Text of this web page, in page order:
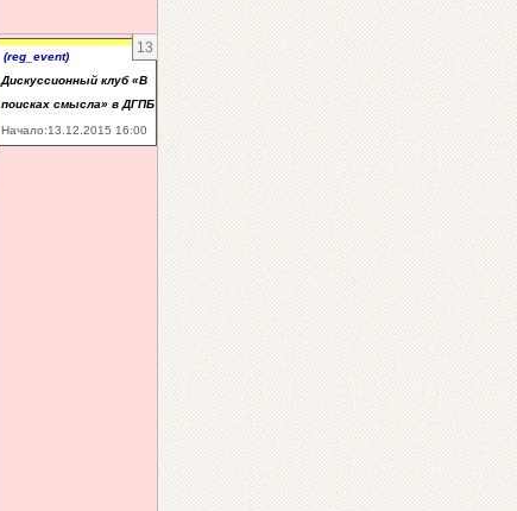
13
(reg_event)
Дискуссионный клуб «В
поисках смысла» в ДГПБ
Начало:13.12.2015 16:00